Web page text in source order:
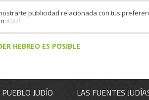
HEBREO ES POSIBLE
JUDÍO LAS FUENTES
publicidad relacionada con tus
AQUÍ